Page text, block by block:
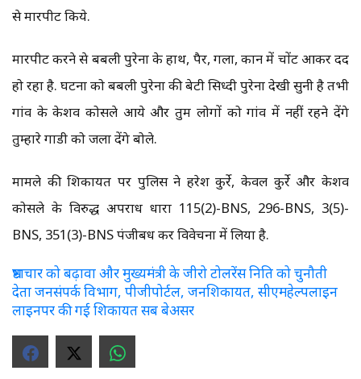
से मारपीट किये.
मारपीट करने से बबली पुरेना के हाथ, पैर, गला, कान में चोंट आकर दर्द
हो रहा है. घटना को बबली पुरेना की बेटी सिध्दी पुरेना देखी सुनी है तभी
गांव के केशव कोसले आये और तुम लोगों को गांव में नहीं रहने देंगे
तुम्हारे गाडी को जला देंगे बोले.
मामले की शिकायत पर पुलिस ने हरेश कुर्रे, केवल कुर्रे और केशव
कोसले के विरुद्ध अपराध धारा 115(2)-BNS, 296-BNS, 3(5)-
BNS, 351(3)-BNS पंजीबध कर विवेचना में लिया है.
भ्रष्टाचार को बढ़ावा और मुख्यमंत्री के जीरो टोलरेंस निति को चुनौती
देता जनसंपर्क विभाग, पीजीपोर्टल, जनशिकायत, सीएमहेल्पलाइन
लाइनपर की गई शिकायत सब बेअसर